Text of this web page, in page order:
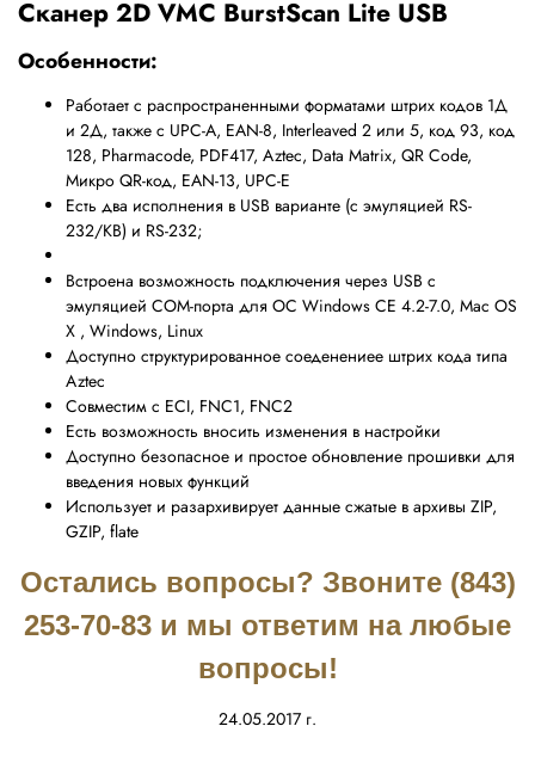
Сканер 2D VMC BurstScan Lite USB
Особенности:
Работает с распространенными форматами штрих кодов 1Д
и 2Д, также с UPC-A, EAN-8, Interleaved 2 или 5, код 93, код
128, Pharmacode, PDF417, Aztec, Data Matrix, QR Code,
Микро QR-код, EAN-13, UPC-E
Есть два исполнения в USB варианте (с эмуляцией RS-
232/KB) и RS-232;
Встроена возможность подключения через USB с
эмуляцией COM-порта для ОС Windows CE 4.2-7.0, Mac OS
X , Windows, Linux
Доступно структурированное соеденениее штрих кода типа
Aztec
Совместим с ECI, FNC1, FNC2
Есть возможность вносить изменения в настройки
Доступно безопасное и простое обновление прошивки для
введения новых функций
Использует и разархивирует данные сжатые в архивы ZIP,
GZIP, flate
Остались вопросы? Звоните (843)
253-70-83 и мы ответим на любые
вопросы!
24.05.2017 г.